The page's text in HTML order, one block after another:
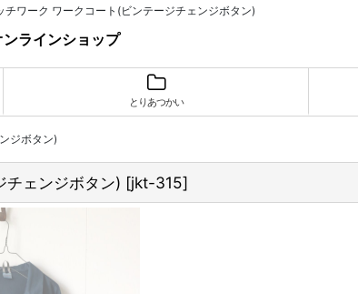
ワーク ワークコート(ビンテージチェンジボタン)
ラインショップ
とりあつかい
ジボタン)
ェンジボタン) [jkt-315]